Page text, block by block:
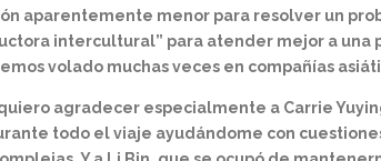
aparentemente menor para resolver un
intercultural” para atender mejor a una
volado muchas veces en compañías
agradecer especialmente a Carrie
todo el viaje ayudándome con